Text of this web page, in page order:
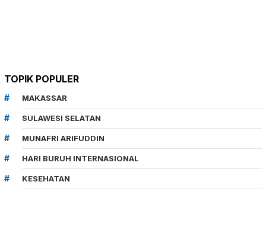
TOPIK POPULER
MAKASSAR
SULAWESI SELATAN
MUNAFRI ARIFUDDIN
HARI BURUH INTERNASIONAL
KESEHATAN